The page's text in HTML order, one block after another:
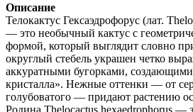
Описание
Телокактус Гексаэдрофорус (лат.
— это необычный кактус с
формой, который выглядит словно
округлый стебель украшен четко
аккуратными бугорками,
кристалла». Нежные оттенки — от
голубоватого — придают растению
Родина Thelocactus hexaedrophorus —